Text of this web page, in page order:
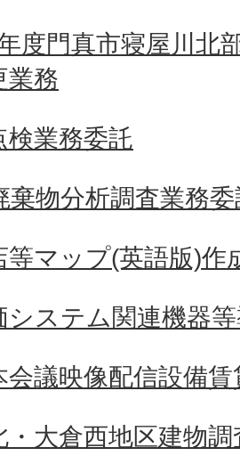
度門真市寝屋川北
業務
検業務委託
棄物分析調査業務委
等マップ(英語版)作
システム関連機器
会議映像配信設備
・大倉西地区建物